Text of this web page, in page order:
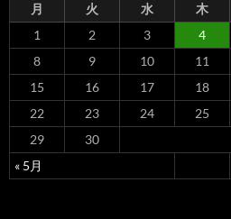
月 火 水 木
« 5月
1 2 3 4
8
9 10 11
15
16 17 18
22
23 24 25
29
30